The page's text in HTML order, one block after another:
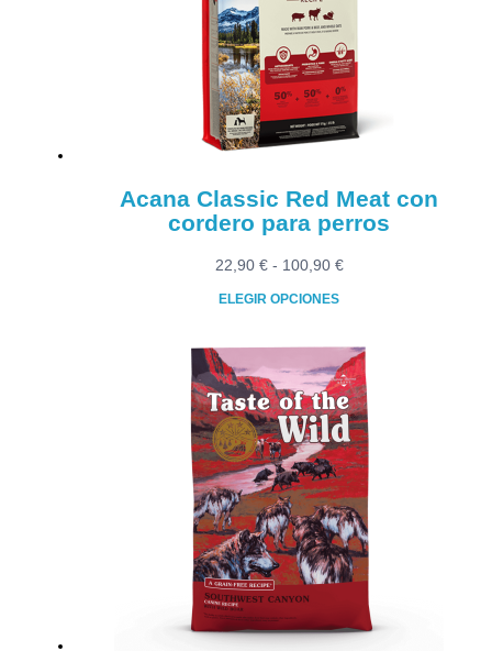
se
pueden
elegir
en
la
página
Acana Classic Red Meat con
cordero para perros
22,90 € - 100,90 €Rango
22,90 €
hasta
100,90 €
ELEGIR OPCIONES
tiene
múltiples
variantes.
Las
opciones
se
pueden
elegir
en
la
página